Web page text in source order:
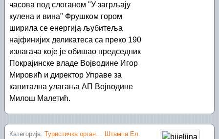
часова под слоганом "У загрљају
кулена и вина" Фрушком гором
ширила се енергија љубитеља
најфинијих деликатеса са преко 190
излагача које је обишао председник
Покрајинске владе Војводине Игор
Мировић и директор Управе за
капитална улагања АП Војводине
Милош Малетић.
Категорија: Туристичка организација Шид Штампа Ел.